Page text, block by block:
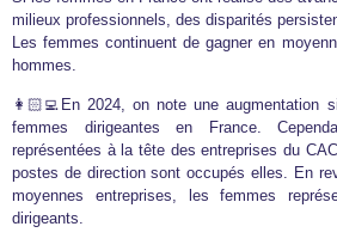
milieux professionnels, des disparités
Les femmes continuent de gagner en
hommes.
👩🏻‍💻En 2024, on note une augmentation
femmes dirigeantes en France.
représentées à la tête des entreprises du
postes de direction sont occupés elles. En
moyennes entreprises, les femmes
dirigeants.